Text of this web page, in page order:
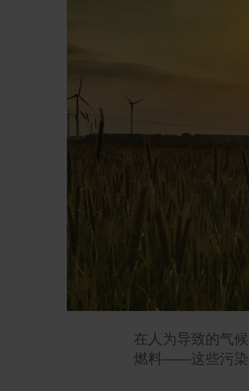
在人为导致的气
燃料——这些污染